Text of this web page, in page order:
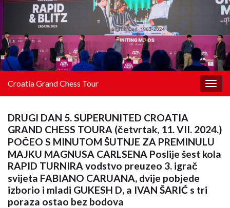
Croatia Grand Chess Tour
DRUGI DAN 5. SUPERUNITED CROATIA
GRAND CHESS TOURA (četvrtak, 11. VII. 2024.)
POČEO S MINUTOM ŠUTNJE ZA PREMINULU
MAJKU MAGNUSA CARLSENA Poslije šest kola
RAPID TURNIRA vodstvo preuzeo 3. igrač
svijeta FABIANO CARUANA, dvije pobjede
izborio i mladi GUKESH D, a IVAN ŠARIĆ s tri
poraza ostao bez bodova